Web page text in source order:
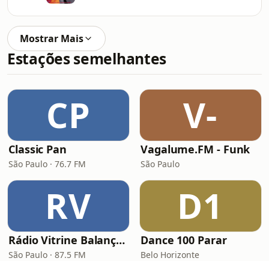
Mostrar Mais
Estações semelhantes
CP
Classic Pan
São Paulo · 76.7 FM
V-
Vagalume.FM - Funk
São Paulo
RV
Rádio Vitrine Balançante
São Paulo · 87.5 FM
D1
Dance 100 Parar
Belo Horizonte